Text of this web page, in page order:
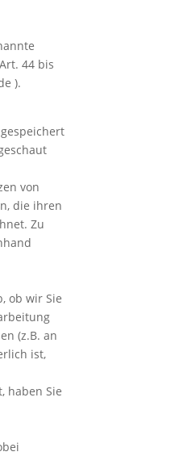
44 bis
).
von
die ihren
Zu
ob wir Sie
(z.B. an
ist,
haben Sie